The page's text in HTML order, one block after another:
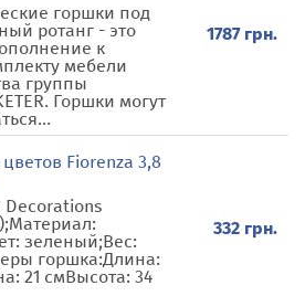
горшки под
ротанг - это
к
мебели
группы
Горшки могут
1787 грн.
Fiorenza 3,8
Decorations
зеленый;Вес:
горшка:Длина:
21 смВысота: 34
332 грн.